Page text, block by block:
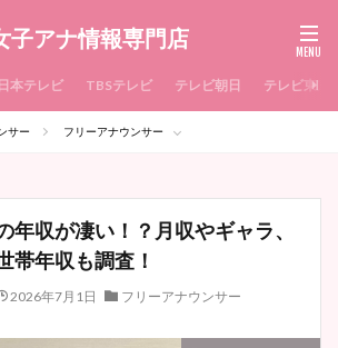
子アナ情報専門店
日本テレビ TBSテレビ テレビ朝日 テレビ東京
サー フリーアナウンサー
年収が凄い！？月収やギャラ、
帯年収も調査！
2026年7月1日
フリーアナウンサー